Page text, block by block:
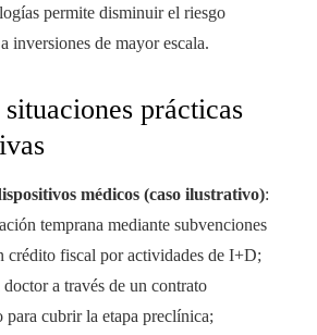
permite disminuir el riesgo
inversiones de mayor escala.
prácticas
médicos (caso ilustrativo):
temprana mediante subvenciones
crédito fiscal por actividades de I+D;
a través de un contrato
para cubrir la etapa preclínica;